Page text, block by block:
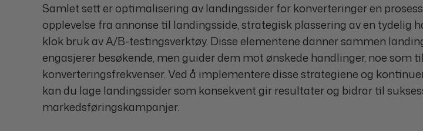
Samlet sett er optimalisering av landingssider for konverteringer en
opplevelse fra annonse til landingsside, strategisk plassering av en tydelig
klok bruk av A/B-testingsverktøy. Disse elementene danner sammen
engasjerer besøkende, men guider dem mot ønskede handlinger, noe som
konverteringsfrekvenser. Ved å implementere disse strategiene og
kan du lage landingssider som konsekvent gir resultater og bidrar til
markedsføringskampanjer.